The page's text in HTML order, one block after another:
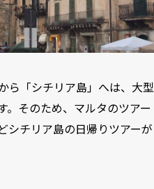
ら「シチリア島」へは、大型
。そのため、マルタのツアー
シチリア島の日帰りツアーが